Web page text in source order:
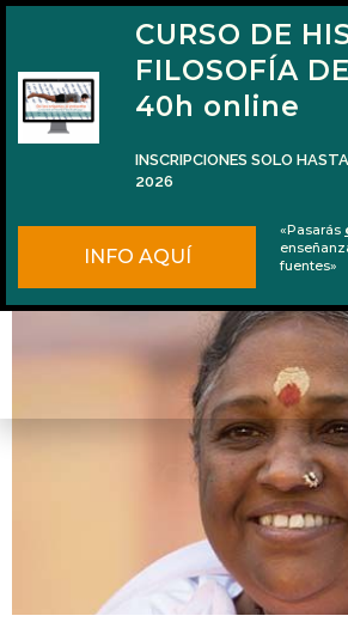
Consejos para ver a Amma en
CURSO DE
FILOSOFÍA
40h online
INSCRIPCIONES SOLO
2026
INFO AQUÍ
«Pasarás
fuentes»